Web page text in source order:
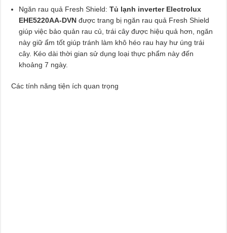
Ngăn rau quả Fresh Shield: Tủ lạnh inverter Electrolux
EHE5220AA-DVNđược trang bị ngăn rau quả Fresh Shield
giúp việc bảo quản rau củ, trái cây được hiệu quả hơn, ngăn
này giữ ẩm tốt giúp tránh làm khô héo rau hay hư úng trái
cây. Kéo dài thời gian sử dụng loại thực phẩm này đến
khoảng 7 ngày.
Các tính năng tiện ích quan trọng